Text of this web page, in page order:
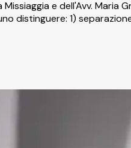
Missiaggia e dell'Avv.
distinguere: 1)